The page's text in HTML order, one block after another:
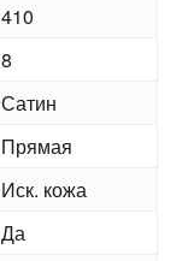
410
8
Сатин
Прямая
Иск. кожа
Да